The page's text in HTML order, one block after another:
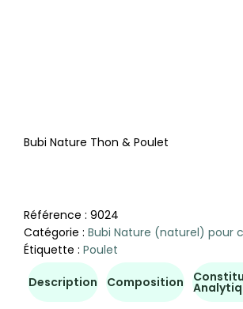
Bubi Nature Thon & Poulet
Référence : 9024
Catégorie : Bubi Nature (naturel) pour
Étiquette : Poulet
Description Composition